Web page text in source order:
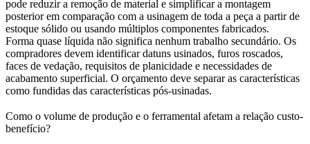
pode reduzir a remoção de material e simplificar a montagem
posterior em comparação com a usinagem de toda a peça a partir de
estoque sólido ou usando múltiplos componentes fabricados.
Forma quase líquida não significa nenhum trabalho secundário. Os
compradores devem identificar datuns usinados, furos roscados,
faces de vedação, requisitos de planicidade e necessidades de
acabamento superficial. O orçamento deve separar as características
como fundidas das características pós-usinadas.
Como o volume de produção e o ferramental afetam a relação custo-
benefício?